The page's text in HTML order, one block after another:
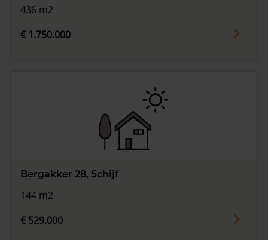
436 m2
€ 1.750.000
Bergakker 28, Schijf
144 m2
€ 529.000